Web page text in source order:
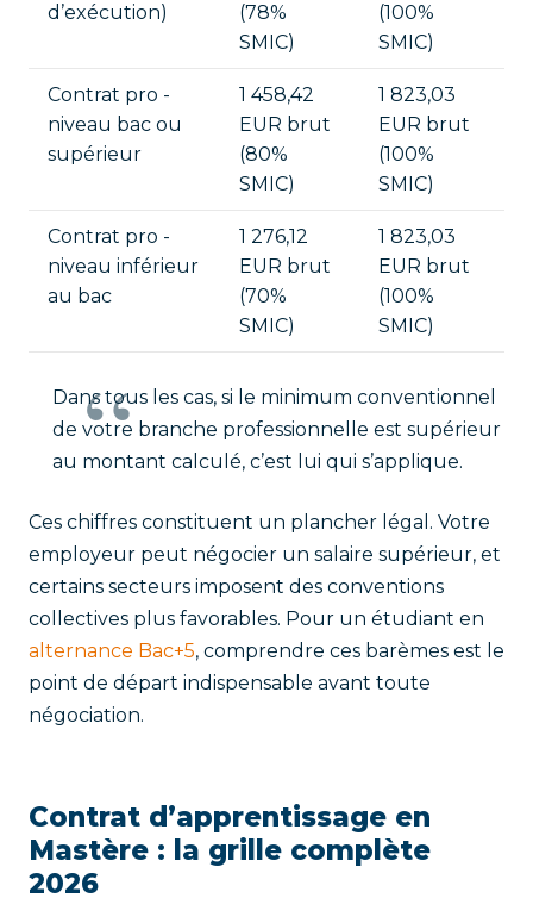
d’exécution)
(78%
SMIC)
(100%
SMIC)
Contrat pro -
niveau bac ou
supérieur
1 458,42
EUR brut
(80%
SMIC)
1 823,03
EUR brut
(100%
SMIC)
Contrat pro -
niveau inférieur
au bac
1 276,12
EUR brut
(70%
SMIC)
1 823,03
EUR brut
(100%
SMIC)
Dans tous les cas, si le minimum conventionnel
de votre branche professionnelle est supérieur
au montant calculé, c’est lui qui s’applique.
Ces chiffres constituent un plancher légal. Votre
employeur peut négocier un salaire supérieur, et
certains secteurs imposent des conventions
collectives plus favorables. Pour un étudiant en
alternance Bac+5, comprendre ces barèmes est le
point de départ indispensable avant toute
négociation.
Contrat d’apprentissage en
Mastère : la grille complète
2026